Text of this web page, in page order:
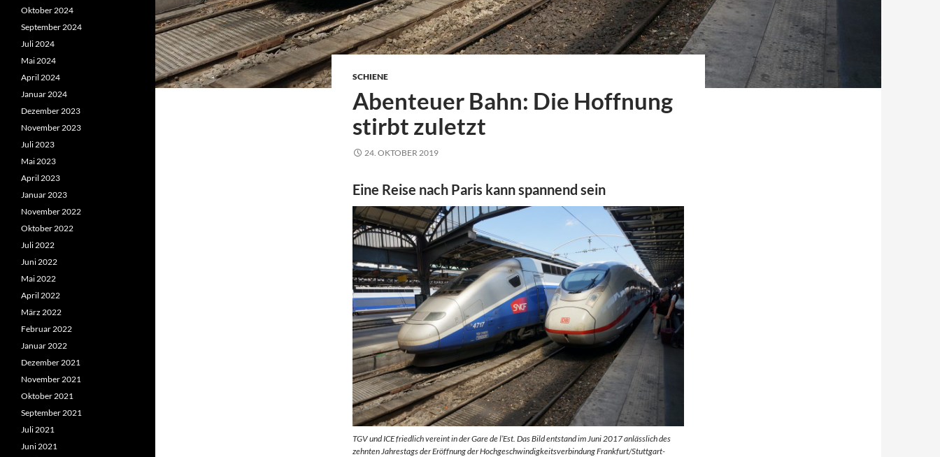
SCHIENE
Abenteuer Bahn: Die Hoffnung
stirbt zuletzt
24. OKTOBER 2019
Eine Reise nach Paris kann spannend sein
TGV und ICE friedlich vereint in der Gare de l’Est. Das Bild entstand im Juni 2017 anlässlich des
zehnten Jahrestags der Eröffnung der Hochgeschwindigkeitsverbindung Frankfurt/Stuttgart-
Oktober 2024
September 2024
Juli 2024
Mai 2024
April 2024
Januar 2024
Dezember 2023
November 2023
Juli 2023
Mai 2023
April 2023
Januar 2023
November 2022
Oktober 2022
Juli 2022
Juni 2022
Mai 2022
April 2022
März 2022
Februar 2022
Januar 2022
Dezember 2021
November 2021
Oktober 2021
September 2021
Juli 2021
Juni 2021